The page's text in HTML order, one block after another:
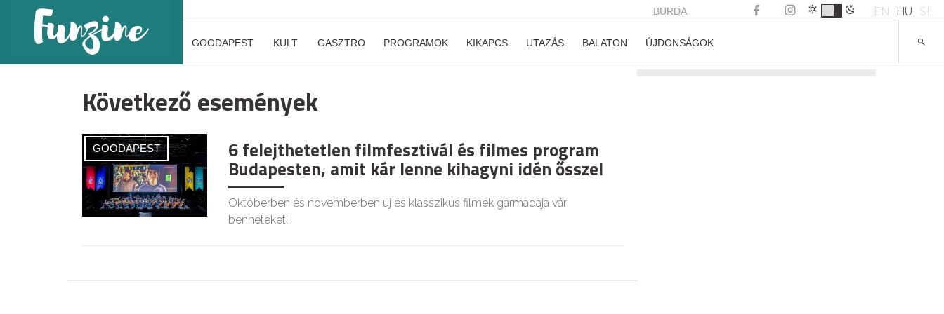
BURDA EN HU SL
GOODAPEST KULT GASZTRO PROGRAMOK KIKAPCS UTAZÁS BALATON ÚJDONSÁGOK
Következő események
GOODAPEST 6 felejthetetlen filmfesztivál és filmes program
Budapesten, amit kár lenne kihagyni idén ősszel
Októberben és novemberben új és klasszikus filmek garmadája vár
benneteket!